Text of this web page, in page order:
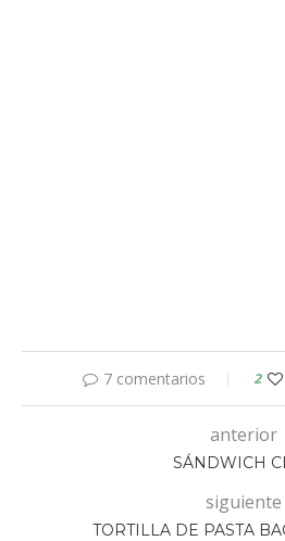
7 comentarios 2
anterior
SÁNDWICH
siguiente
TORTILLA DE PASTA